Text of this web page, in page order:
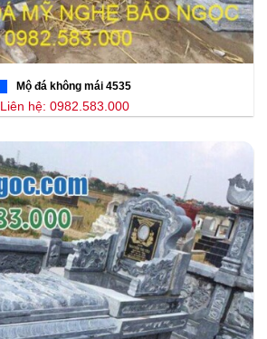
Mộ đá không mái 4535
Liên hệ: 0982.583.000